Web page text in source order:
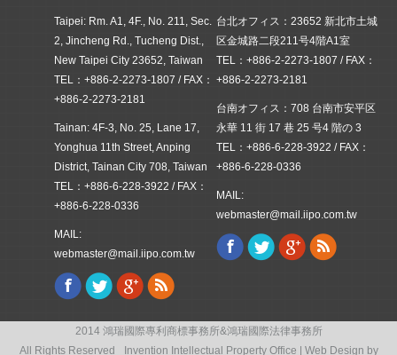
台北オフィス：23652 新北市土城
区金城路二段211号4階A1室
TEL：+886-2-2273-1807 / FAX：
+886-2-2273-2181
台南オフィス：708 台南市安平区
永華 11 街 17 巷 25 号4 階の 3
TEL：+886-6-228-3922 / FAX：
+886-6-228-0336
MAIL:
webmaster@mail.iipo.com.tw
Find us on:
Facebook
TwitterGoogle+
Rss
Taipei: Rm. A1, 4F., No. 211, Sec.
2, Jincheng Rd., Tucheng Dist.,
New Taipei City 23652, Taiwan
TEL：+886-2-2273-1807 / FAX：
+886-2-2273-2181
Tainan: 4F-3, No. 25, Lane 17,
Yonghua 11th Street, Anping
District, Tainan City 708, Taiwan
TEL：+886-6-228-3922 / FAX：
+886-6-228-0336
MAIL:
webmaster@mail.iipo.com.tw
Find us on:
Facebook
TwitterGoogle+
Rss
2014 鴻瑞國際專利商標事務所&鴻瑞國際法律事務所
All Rights Reserved Invention Intellectual Property Office | Web Design by